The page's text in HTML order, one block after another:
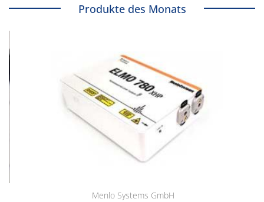
Produkte des Monats
Menlo Systems GmbH